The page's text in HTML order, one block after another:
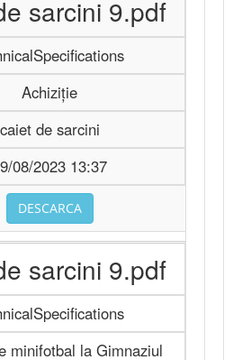
sarcini 9.pdf
Achiziție
caiet de sarcini
08/2023 13:37
DESCARCA
sarcini 9.pdf
minifotbal la Gimnaziul